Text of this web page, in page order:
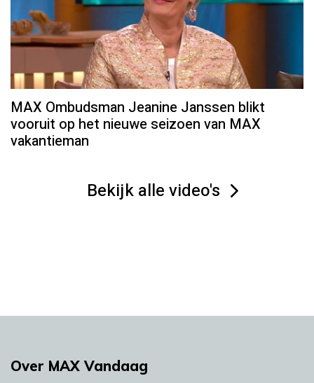
MAX Ombudsman Jeanine Janssen blikt
vooruit op het nieuwe seizoen van MAX
vakantieman
Bekijk alle video's
Over MAX Vandaag